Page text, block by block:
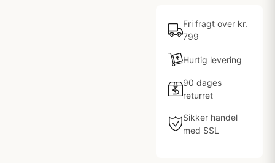
Fri fragt over kr.
799
Hurtig levering
90 dages
returret
Sikker handel
med SSL